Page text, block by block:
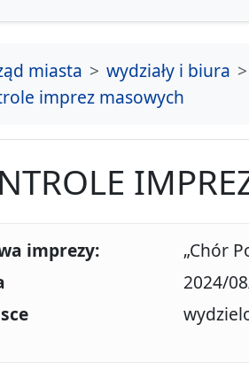
główna
miasta wydziały i biura
imprez masowych
imprezy:
„Chór
2024/